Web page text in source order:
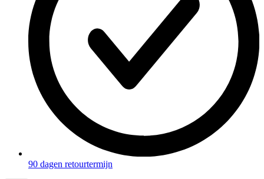
90 dagen retourtermijn